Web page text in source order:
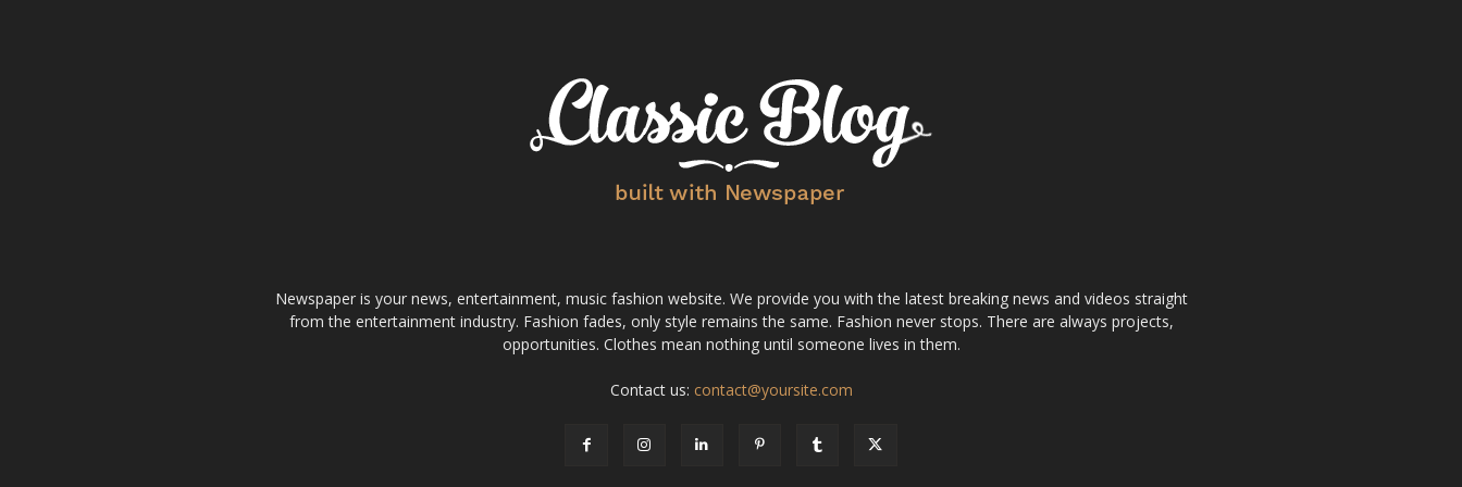
Newspaper is your news, entertainment, music fashion website. We provide you with the latest breaking news and videos straight
from the entertainment industry. Fashion fades, only style remains the same. Fashion never stops. There are always projects,
opportunities. Clothes mean nothing until someone lives in them.
Contact us: contact@yoursite.com